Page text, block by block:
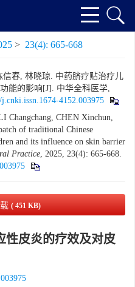
> 23(4): 665-668
春, 林晓琼. 中药脐疗贴治疗儿
能的影响[J]. 中华全科医学,
j.cnki.issn.1674-4152.003975
Changchang, CHEN Xinchun,
of traditional Chinese
and its influence on skin barrier
Practice, 2025, 23(4): 665-668.
( 451 KB)
性皮炎的疗效及对皮